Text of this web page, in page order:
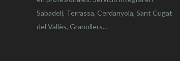
Sabadell, Terrassa, Cerdanyola, Sant Cugat
del Vallès, Granollers…